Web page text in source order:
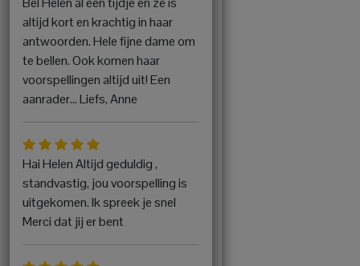
altijd kort en krachtig in haar
antwoorden. Hele fijne dame om
te bellen. Ook komen haar
voorspellingen altijd uit! Een
aanrader... Liefs, Anne
Hai Helen Altijd geduldig ,
standvastig, jou voorspelling is
uitgekomen. Ik spreek je snel
Merci dat jij er bent